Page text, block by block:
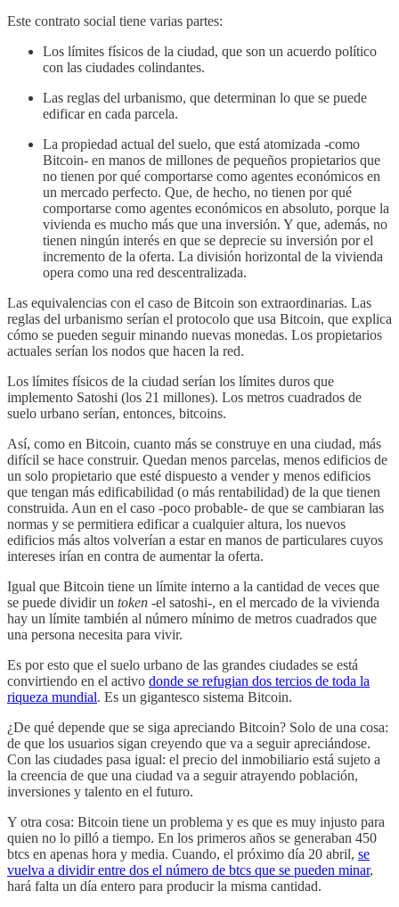
Este contrato social tiene varias partes:
Los límites físicos de la ciudad, que son un acuerdo político
con las ciudades colindantes.
Las reglas del urbanismo, que determinan lo que se puede
edificar en cada parcela.
La propiedad actual del suelo, que está atomizada -como
Bitcoin- en manos de millones de pequeños propietarios que
no tienen por qué comportarse como agentes económicos en
un mercado perfecto. Que, de hecho, no tienen por qué
comportarse como agentes económicos en absoluto, porque la
vivienda es mucho más que una inversión. Y que, además, no
tienen ningún interés en que se deprecie su inversión por el
incremento de la oferta. La división horizontal de la vivienda
opera como una red descentralizada.
Las equivalencias con el caso de Bitcoin son extraordinarias. Las
reglas del urbanismo serían el protocolo que usa Bitcoin, que explica
cómo se pueden seguir minando nuevas monedas. Los propietarios
actuales serían los nodos que hacen la red.
Los límites físicos de la ciudad serían los límites duros que
implemento Satoshi (los 21 millones). Los metros cuadrados de
suelo urbano serían, entonces, bitcoins.
Así, como en Bitcoin, cuanto más se construye en una ciudad, más
difícil se hace construir. Quedan menos parcelas, menos edificios de
un solo propietario que esté dispuesto a vender y menos edificios
que tengan más edificabilidad (o más rentabilidad) de la que tienen
construida. Aun en el caso -poco probable- de que se cambiaran las
normas y se permitiera edificar a cualquier altura, los nuevos
edificios más altos volverían a estar en manos de particulares cuyos
intereses irían en contra de aumentar la oferta.
Igual que Bitcoin tiene un límite interno a la cantidad de veces que
se puede dividir un token -el satoshi-, en el mercado de la vivienda
hay un límite también al número mínimo de metros cuadrados que
una persona necesita para vivir.
Es por esto que el suelo urbano de las grandes ciudades se está
convirtiendo en el activo donde se refugian dos tercios de toda la
riqueza mundial. Es un gigantesco sistema Bitcoin.
¿De qué depende que se siga apreciando Bitcoin? Solo de una cosa:
de que los usuarios sigan creyendo que va a seguir apreciándose.
Con las ciudades pasa igual: el precio del inmobiliario está sujeto a
la creencia de que una ciudad va a seguir atrayendo población,
inversiones y talento en el futuro.
Y otra cosa: Bitcoin tiene un problema y es que es muy injusto para
quien no lo pilló a tiempo. En los primeros años se generaban 450
btcs en apenas hora y media. Cuando, el próximo día 20 abril, se
vuelva a dividir entre dos el número de btcs que se pueden minar,
hará falta un día entero para producir la misma cantidad.